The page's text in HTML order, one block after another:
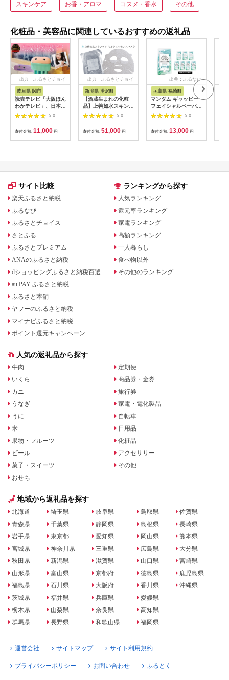
スキンケア お香・アロマ コスメ・香水 その他
化粧品・美容品に関連しているおすすめの返礼品
出典：ふるさとチョイ
岐阜県 関市
読売テレビ「大阪ほん
わかテレビ」、日本テ
レビ「ZIP!」にて 紹
介されました！H10-
88 フェザーカミソリ
ヘアカットセット／前
髪カット ヘアカッ
5.0
寄付金額: 11,000 円
出典：ふるさとチョイ
新潟県 湯沢町
【酒蔵生まれの化粧
品】上善如水スキンケ
ア ミルクエッセンス
マスク 36枚入り 白瀧
酒造【地場産品】
5.0
寄付金額: 51,000 円
出典：ふるなび
兵庫県 福崎町
マンダム ギャッビー
フェイシャルペーパー
モイストタイプ〈徳用
タイプ〉 42枚×7個セ
ット MA-59 GATSBY
男性化粧品 サラサラ
肌 臭いケア
5.0
寄付金額: 13,000 円
サイト比較
楽天ふるさと納税
ふるなび
ふるさとチョイス
さとふる
ふるさとプレミアム
ANAのふるさと納税
dショッピングふるさと納税百選
au PAY ふるさと納税
ふるさと本舗
ヤフーのふるさと納税
マイナビふるさと納税
ポイント還元キャンペーン
ランキングから探す
人気ランキング
還元率ランキング
家電ランキング
高額ランキング
一人暮らし
食べ物以外
その他のランキング
人気の返礼品から探す
牛肉
いくら
カニ
うなぎ
うに
米
果物・フルーツ
ビール
菓子・スイーツ
おせち
定期便
商品券・金券
旅行券
家電・電化製品
自転車
日用品
化粧品
アクセサリー
その他
地域から返礼品を探す
北海道
青森県
岩手県
宮城県
秋田県
山形県
福島県
茨城県
栃木県
群馬県
埼玉県
千葉県
東京都
神奈川県
新潟県
富山県
石川県
福井県
山梨県
長野県
岐阜県
静岡県
愛知県
三重県
滋賀県
京都府
大阪府
兵庫県
奈良県
和歌山県
鳥取県
島根県
岡山県
広島県
山口県
徳島県
香川県
愛媛県
高知県
福岡県
佐賀県
長崎県
熊本県
大分県
宮崎県
鹿児島県
沖縄県
運営会社 サイトマップ サイト利用規約
プライバシーポリシー お問い合わせ ふるとく